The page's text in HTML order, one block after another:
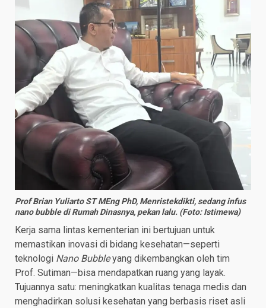
Prof Brian Yuliarto ST MEng PhD, Menristekdikti, sedang infus
nano bubble di Rumah Dinasnya, pekan lalu. (Foto: Istimewa)
Kerja sama lintas kementerian ini bertujuan untuk
memastikan inovasi di bidang kesehatan—seperti
teknologi Nano Bubbleyang dikembangkan oleh tim
Prof. Sutiman—bisa mendapatkan ruang yang layak.
Tujuannya satu: meningkatkan kualitas tenaga medis dan
menghadirkan solusi kesehatan yang berbasis riset asli